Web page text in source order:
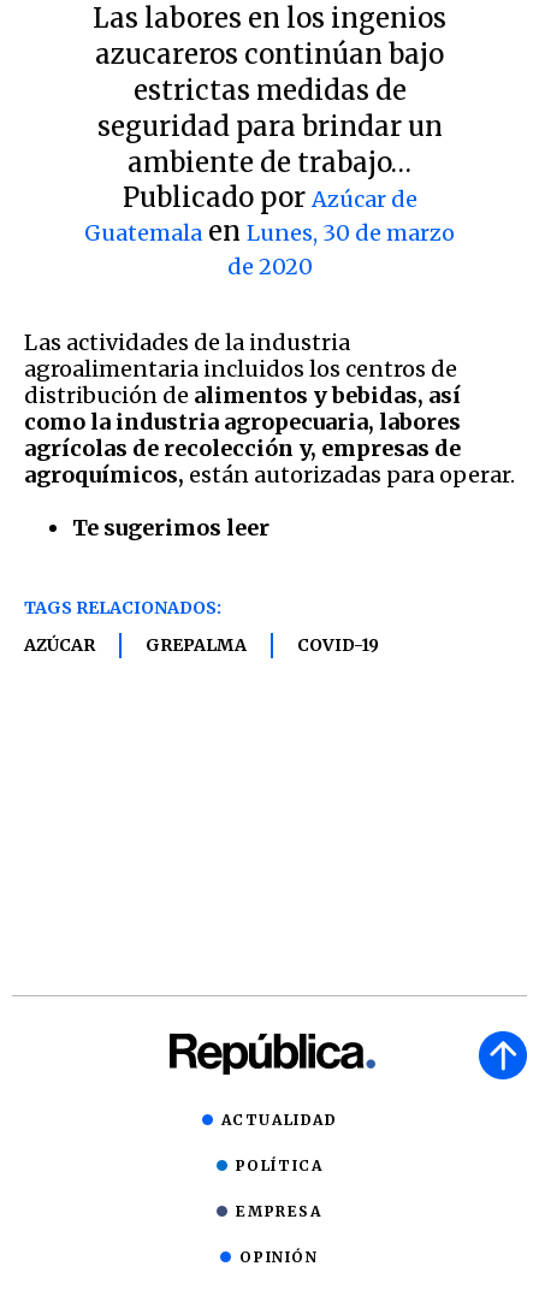
Las labores en los ingenios
azucareros continúan bajo
estrictas medidas de
seguridad para brindar un
ambiente de trabajo…
Publicado porAzúcar de
Guatemala en Lunes, 30 de marzo
de 2020
Las actividades de la industria
agroalimentaria incluidos los centros de
distribución de alimentos y bebidas, así
como la industria agropecuaria, labores
agrícolas de recolección y, empresas de
agroquímicos, están autorizadas para operar.
Te sugerimos leer
TAGS RELACIONADOS:
AZÚCAR
GREPALMA COVID-19
ACTUALIDAD
POLÍTICA
EMPRESA
OPINIÓN